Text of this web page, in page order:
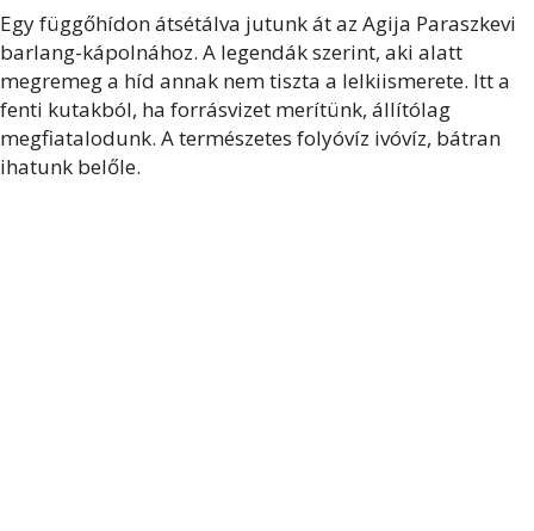
Egy függőhídon átsétálva jutunk át az Agija Paraszkevi
barlang-kápolnához. A legendák szerint, aki alatt
megremeg a híd annak nem tiszta a lelkiismerete. Itt a
fenti kutakból, ha forrásvizet merítünk, állítólag
megfiatalodunk. A természetes folyóvíz ivóvíz, bátran
ihatunk belőle.